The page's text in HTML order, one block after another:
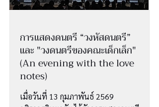
การแสดงดนตรี “วงหัสดนตรี”
และ "วงดนตรีของคณะเด็กเล็ก"
(An evening with the love
notes)
เมื่อวันที่ 13 กุมภาพันธ์ 2569